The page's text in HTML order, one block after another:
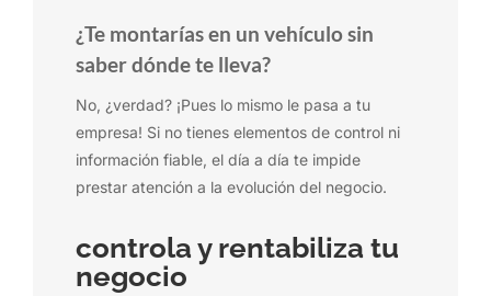
¿Te montarías en un vehículo sin
saber dónde te lleva?
No, ¿verdad? ¡Pues lo mismo le pasa a tu
empresa! Si no tienes elementos de control ni
información fiable, el día a día te impide
prestar atención a la evolución del negocio.
controla y rentabiliza tu
negocio